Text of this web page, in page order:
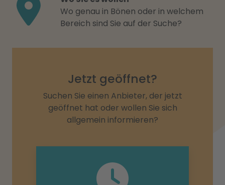
Wo genau in Bönen oder in welchem
Bereich sind Sie auf der Suche?
Jetzt geöffnet?
Suchen Sie einen Anbieter, der jetzt
geöffnet hat oder wollen Sie sich
allgemein informieren?